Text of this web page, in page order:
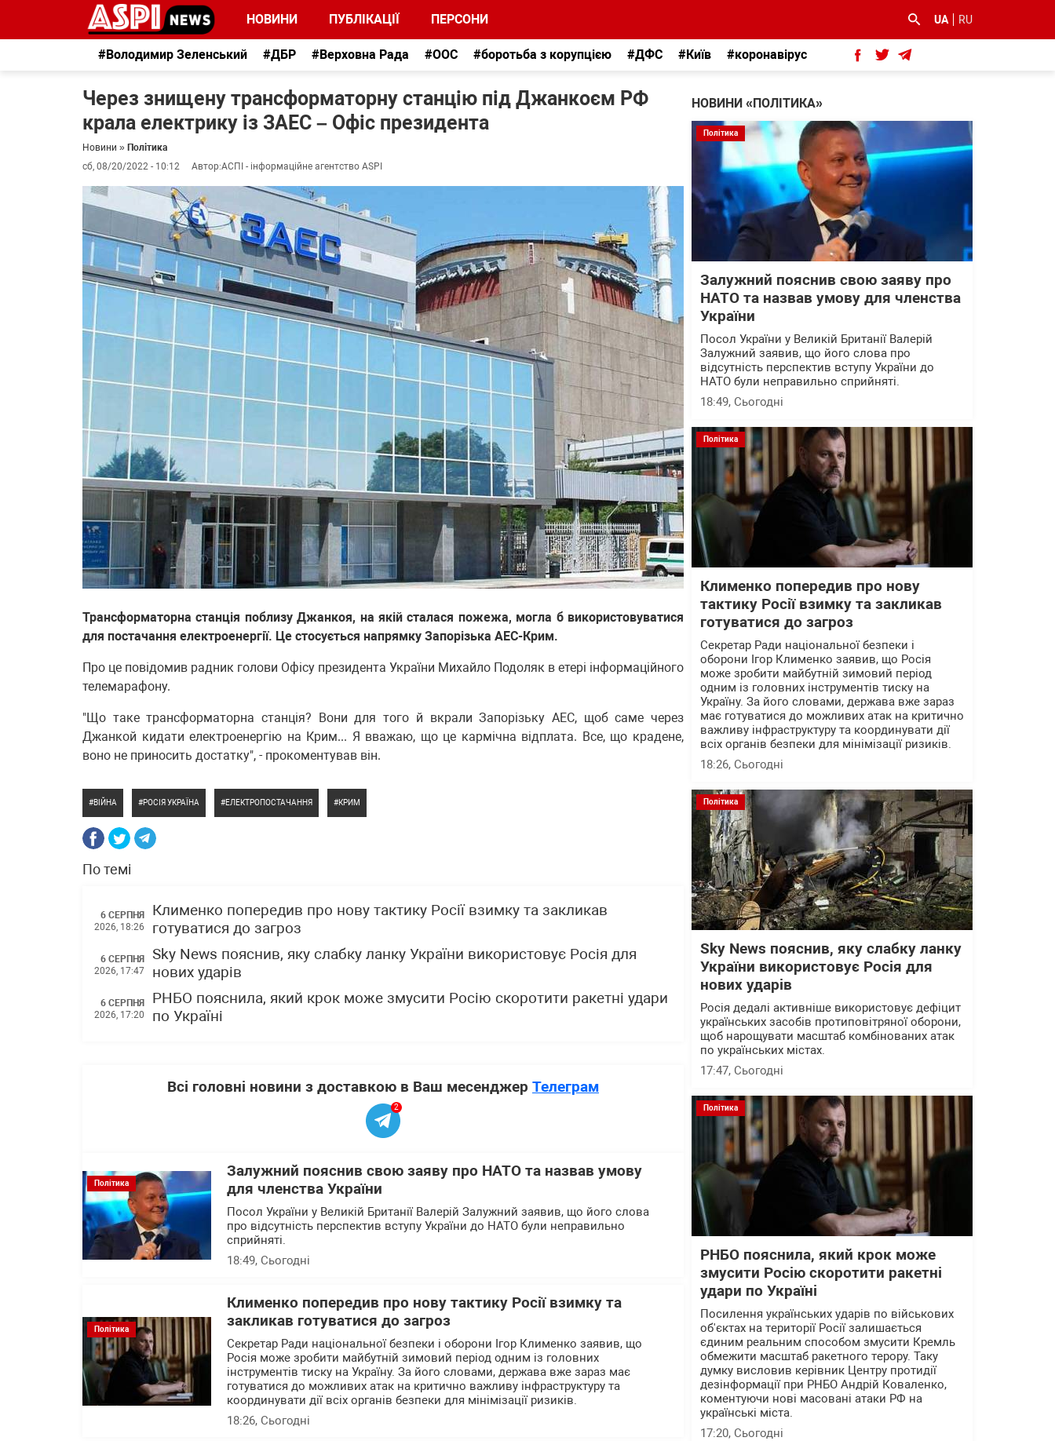
НОВИНИ ПУБЛІКАЦІЇ ПЕРСОНИ UA RU
#Володимир Зеленський #ДБР #Верховна Рада #ООС #боротьба з корупцією #ДФС #Київ #коронавірус
Через знищену трансформаторну станцію під Джанкоєм РФ
крала електрику із ЗАЕС – Офіс президента
Новини » Політика
сб, 08/20/2022 - 10:12
Автор:АСПІ - інформаційне агентство ASPI
Трансформаторна станція поблизу Джанкоя, на якій сталася пожежа, могла б використовуватися
для постачання електроенергії. Це стосується напрямку Запорізька АЕС-Крим.
Про це повідомив радник голови Офісу президента України Михайло Подоляк в етері інформаційного
телемарафону.
"Що таке трансформаторна станція? Вони для того й вкрали Запорізьку АЕС, щоб саме через
Джанкой кидати електроенергію на Крим... Я вважаю, що це кармічна відплата. Все, що крадене,
воно не приносить достатку", - прокоментував він.
ВІЙНА РОСІЯ УКРАЇНА ЕЛЕКТРОПОСТАЧАННЯ КРИМ
По темі
6 СЕРПНЯ
2026, 18:26
Клименко попередив про нову тактику Росії взимку та закликав
готуватися до загроз
6 СЕРПНЯ
2026, 17:47
Sky News пояснив, яку слабку ланку України використовує Росія для
нових ударів
6 СЕРПНЯ
2026, 17:20
РНБО пояснила, який крок може змусити Росію скоротити ракетні удари
по Україні
Всі головні новини з доставкою в Ваш месенджер Телеграм
2
Політика
Залужний пояснив свою заяву про НАТО та назвав умову
для членства України
Посол України у Великій Британії Валерій Залужний заявив, що його слова
про відсутність перспектив вступу України до НАТО були неправильно
сприйняті.
18:49, Сьогодні
Політика
Клименко попередив про нову тактику Росії взимку та
закликав готуватися до загроз
Секретар Ради національної безпеки і оборони Ігор Клименко заявив, що
Росія може зробити майбутній зимовий період одним із головних
інструментів тиску на Україну. За його словами, держава вже зараз має
готуватися до можливих атак на критично важливу інфраструктуру та
координувати дії всіх органів безпеки для мінімізації ризиків.
18:26, Сьогодні
НОВИНИ «ПОЛІТИКА»
Політика
Залужний пояснив свою заяву про
НАТО та назвав умову для членства
України
Посол України у Великій Британії Валерій
Залужний заявив, що його слова про
відсутність перспектив вступу України до
НАТО були неправильно сприйняті.
18:49, Сьогодні
Політика
Клименко попередив про нову
тактику Росії взимку та закликав
готуватися до загроз
Секретар Ради національної безпеки і
оборони Ігор Клименко заявив, що Росія
може зробити майбутній зимовий період
одним із головних інструментів тиску на
Україну. За його словами, держава вже зараз
має готуватися до можливих атак на критично
важливу інфраструктуру та координувати дії
всіх органів безпеки для мінімізації ризиків.
18:26, Сьогодні
Політика
Sky News пояснив, яку слабку ланку
України використовує Росія для
нових ударів
Росія дедалі активніше використовує дефіцит
українських засобів протиповітряної оборони,
щоб нарощувати масштаб комбінованих атак
по українських містах.
17:47, Сьогодні
Політика
РНБО пояснила, який крок може
змусити Росію скоротити ракетні
удари по Україні
Посилення українських ударів по військових
об'єктах на території Росії залишається
єдиним реальним способом змусити Кремль
обмежити масштаб ракетного терору. Таку
думку висловив керівник Центру протидії
дезінформації при РНБО Андрій Коваленко,
коментуючи нові масовані атаки РФ на
українські міста.
17:20, Сьогодні